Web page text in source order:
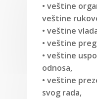
• veštine
veštine
• veštine
• veštine
• veštine
odnosa,
• veštine
svog rada,